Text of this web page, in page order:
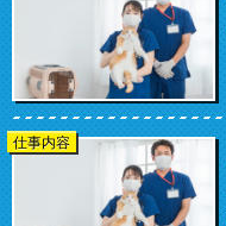
仕事内容